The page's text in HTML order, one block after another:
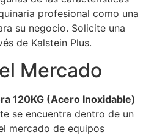
profesional como una
su negocio. Solicite una
de Kalstein Plus.
Mercado
120KG (Acero Inoxidable)
se encuentra dentro de un
mercado de equipos